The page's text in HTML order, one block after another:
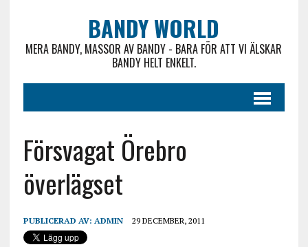
BANDY WORLD
MERA BANDY, MASSOR AV BANDY - BARA FÖR ATT VI ÄLSKAR
BANDY HELT ENKELT.
Försvagat Örebro
överlägset
PUBLICERAD AV: ADMIN 29 DECEMBER, 2011